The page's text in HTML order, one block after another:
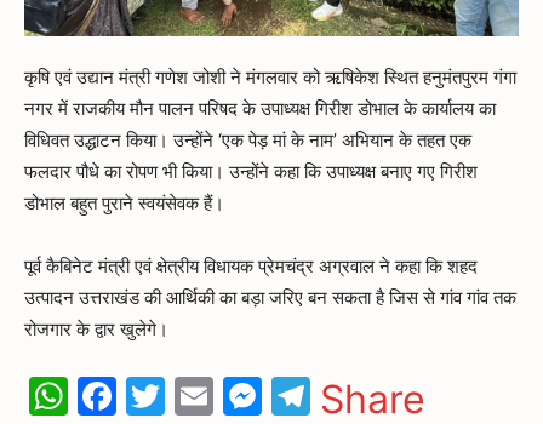
कृषि एवं उद्यान मंत्री गणेश जोशी ने मंगलवार को ऋषिकेश स्थित हनुमंतपुरम गंगा
नगर में राजकीय मौन पालन परिषद के उपाध्यक्ष गिरीश डोभाल के कार्यालय का
विधिवत उद्धाटन किया। उन्होंने ‘एक पेड़ मां के नाम’ अभियान के तहत एक
फलदार पौधे का रोपण भी किया। उन्होंने कहा कि उपाध्यक्ष बनाए गए गिरीश
डोभाल बहुत पुराने स्वयंसेवक हैं।
पूर्व कैबिनेट मंत्री एवं क्षेत्रीय विधायक प्रेमचंद्र अग्रवाल ने कहा कि शहद
उत्पादन उत्तराखंड की आर्थिकी का बड़ा जरिए बन सकता है जिस से गांव गांव तक
रोजगार के द्वार खुलेगे।
WhatsApp
Facebook
Twitter
EmailMessenger
Telegram
Share